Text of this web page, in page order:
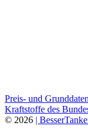
Preis- und
Kraftstoffe des
© 2026 |